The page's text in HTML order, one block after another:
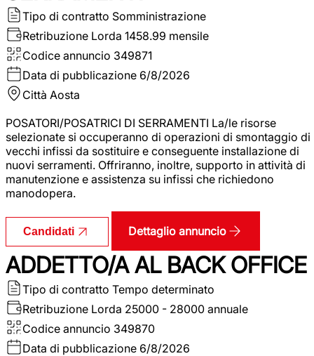
Tipo di contratto Somministrazione
Retribuzione Lorda 1458.99 mensile
Codice annuncio 349871
Data di pubblicazione 6/8/2026
Città Aosta
POSATORI/POSATRICI DI SERRAMENTI La/le risorse
selezionate si occuperanno di operazioni di smontaggio di
vecchi infissi da sostituire e conseguente installazione di
nuovi serramenti. Offriranno, inoltre, supporto in attività di
manutenzione e assistenza su infissi che richiedono
manodopera.
Candidati Dettaglio annuncio
ADDETTO/A AL BACK OFFICE
Tipo di contratto Tempo determinato
Retribuzione Lorda 25000 - 28000 annuale
Codice annuncio 349870
Data di pubblicazione 6/8/2026